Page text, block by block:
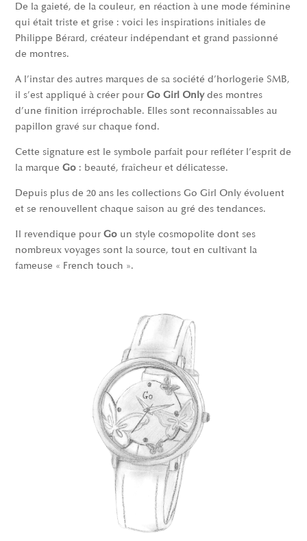
De la gaieté, de la couleur, en réaction à une mode féminine
qui était triste et grise : voici les inspirations initiales de
Philippe Bérard, créateur indépendant et grand passionné
de montres.
A l’instar des autres marques de sa société d’horlogerie SMB,
il s’est appliqué à créer pourGo Girl Onlydes montres
d’une finition irréprochable. Elles sont reconnaissables au
papillon gravé sur chaque fond.
Cette signature est le symbole parfait pour refléter l’esprit de
la marqueGo : beauté, fraîcheur et délicatesse.
Depuis plus de 20 ans les collections Go Girl Only évoluent
et se renouvellent chaque saison au gré des tendances.
Il revendique pourGo un style cosmopolite dont ses
nombreux voyages sont la source, tout en cultivant la
fameuse « French touch ».